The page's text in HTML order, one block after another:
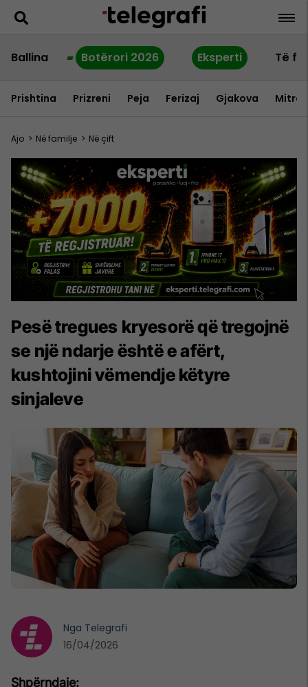
Ballina Botërori 2026 Eksperti Të
Prishtina Prizreni Peja Ferizaj Gjakova
Ajo > Në familje > Në çift
Pesë tregues kryesorë që tregojnë
se një ndarje është e afërt,
kushtojini vëmendje këtyre
sinjaleve
Nga Telegrafi
16/04/2026